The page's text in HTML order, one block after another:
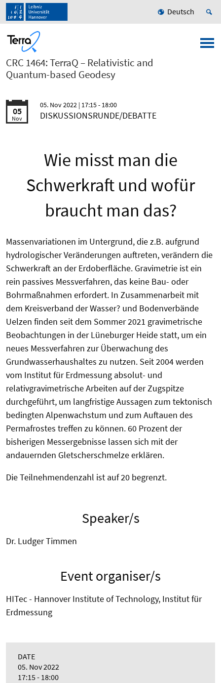
Deutsch
CRC 1464: TerraQ – Relativistic and
Quantum-based Geodesy
05
Nov
05. Nov 2022 | 17:15 - 18:00
DISKUSSIONSRUNDE/DEBATTE
Wie misst man die
Schwerkraft und wofür
braucht man das?
Massenvariationen im Untergrund, die z.B. aufgrund
hydrologischer Veränderungen auftreten, verändern die
Schwerkraft an der Erdoberfläche. Gravimetrie ist ein
rein passives Messverfahren, das keine Bau- oder
Bohrmaßnahmen erfordert. In Zusammenarbeit mit
dem Kreisverband der Wasser? und Bodenverbände
Uelzen finden seit dem Sommer 2021 gravimetrische
Beobachtungen in derLüneburgerHeide statt, um ein
neues Messverfahren zur Überwachung des
Grundwasserhaushaltes zu nutzen. Seit 2004 werden
vom Institut für Erdmessung absolut- und
relativgravimetrischeArbeiten auf der Zugspitze
durchgeführt, um langfristige Aussagen zum tektonisch
bedingten Alpenwachstum und zum Auftauen des
Permafrostes treffen zu können. 60 Prozent der
bisherigen Messergebnisse lassen sich mit der
andauernden Gletscherschmelze erklären.
DieTeilnehmendenzahl ist auf 20 begrenzt.
Speaker/s
Dr. Ludger Timmen
Event organiser/s
HITec - Hannover Institute of Technology, Institut für
Erdmessung
DATE
05. Nov 2022
17:15 - 18:00